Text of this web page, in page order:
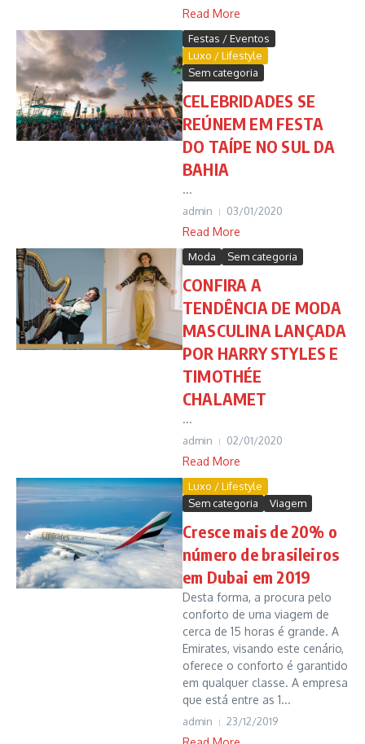
Read More
Festas / Eventos
Luxo / Lifestyle
Sem categoria
CELEBRIDADES SE
REÚNEM EM FESTA
DO TAÍPE NO SUL DA
BAHIA
...
admin 03/01/2020
Read More
Moda Sem categoria
CONFIRA A
TENDÊNCIA DE MODA
MASCULINA LANÇADA
POR HARRY STYLES E
TIMOTHÉE
CHALAMET
...
admin 02/01/2020
Read More
Luxo / Lifestyle
Sem categoria
Viagem
Cresce mais de 20% o
número de brasileiros
em Dubai em 2019
Desta forma, a procura pelo
conforto de uma viagem de
cerca de 15 horas é grande. A
Emirates, visando este cenário,
oferece o conforto é garantido
em qualquer classe. A empresa
que está entre as 1...
admin 23/12/2019